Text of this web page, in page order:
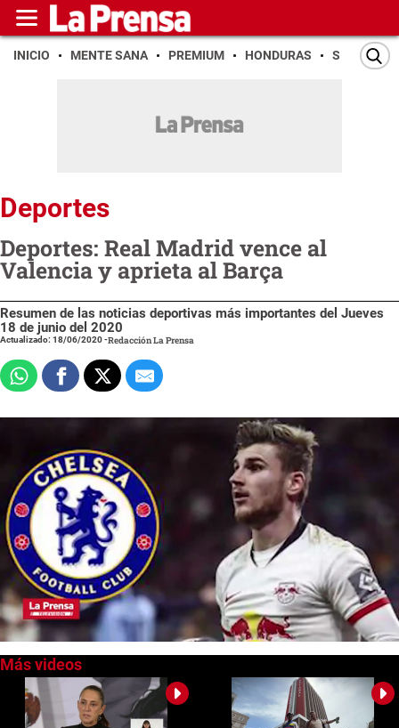
INICIO MENTE SANA PREMIUM HONDURAS SAN PEDRO
Deportes
Deportes: Real Madrid vence al
Valencia y aprieta al Barça
Resumen de las noticias deportivas más importantes del Jueves
18 de junio del 2020
Actualizado: 18/06/2020-Redacción La Prensa
of
minutes,
seconds